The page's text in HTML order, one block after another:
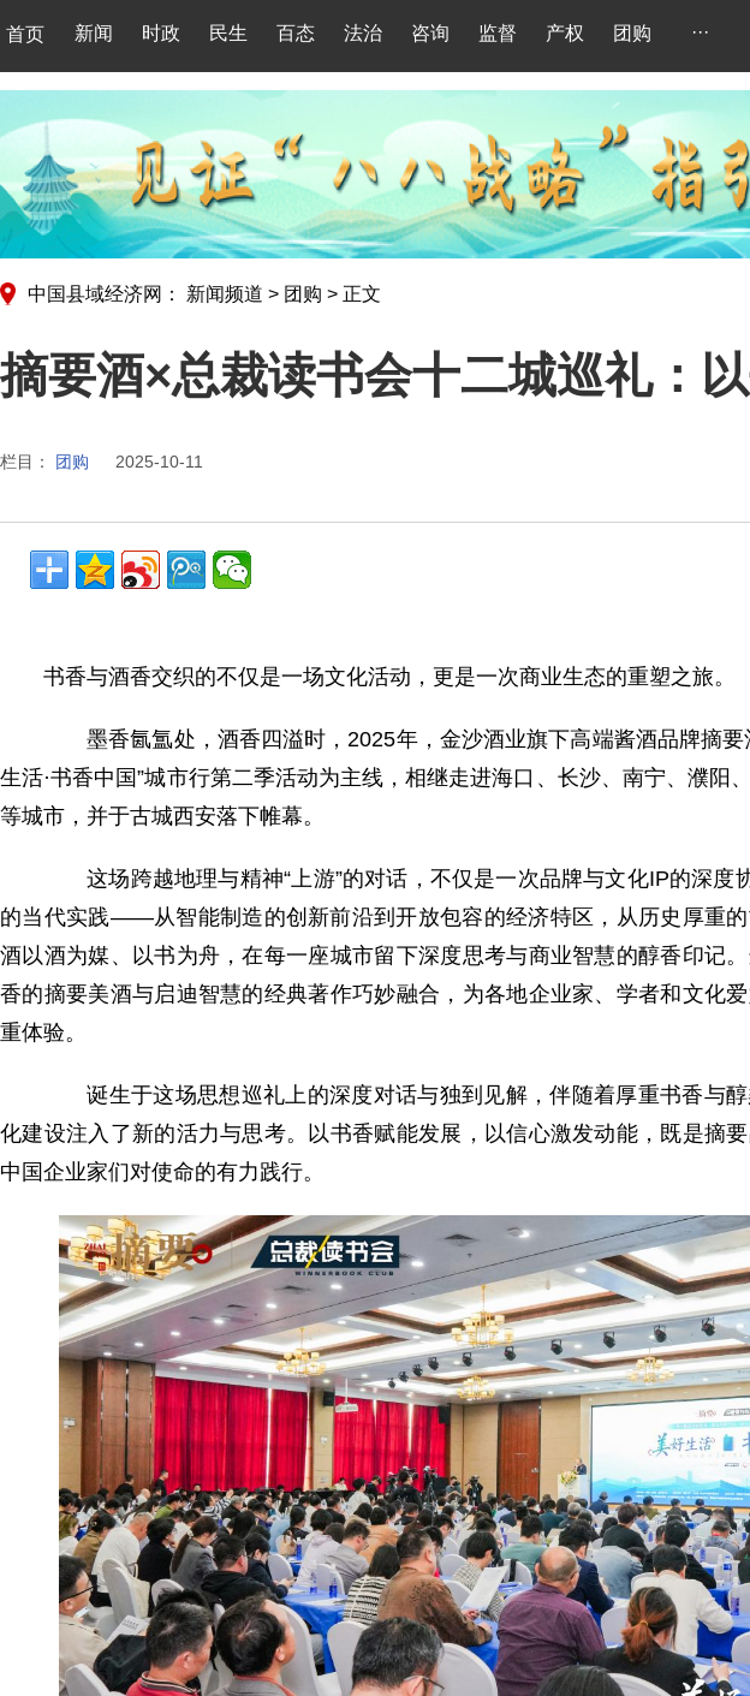
首页 新闻 时政 民生 百态 法治 咨询 监督 产权 团购 ···
中国县域经济网： 新闻频道 > 团购 > 正文
摘要酒×总裁读书会十二城巡礼：
栏目： 团购 2025-10-11
书香与酒香交织的不仅是一场文化活动，更是一次商业生态的重塑之旅。
墨香氤氲处，酒香四溢时，2025年，金沙酒业旗下高端酱酒品牌摘要
生活·书香中国”城市行第二季活动为主线，相继走进海口、长沙、南宁、濮阳
等城市，并于古城西安落下帷幕。
这场跨越地理与精神“上游”的对话，不仅是一次品牌与文化IP的深度
的当代实践——从智能制造的创新前沿到开放包容的经济特区，从历史厚重
酒以酒为媒、以书为舟，在每一座城市留下深度思考与商业智慧的醇香印记
香的摘要美酒与启迪智慧的经典著作巧妙融合，为各地企业家、学者和文化
重体验。
诞生于这场思想巡礼上的深度对话与独到见解，伴随着厚重书香与醇
化建设注入了新的活力与思考。以书香赋能发展，以信心激发动能，既是摘
中国企业家们对使命的有力践行。